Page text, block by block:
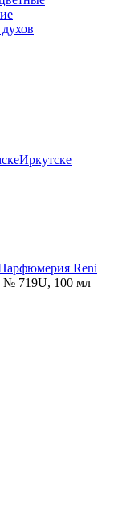
Иркутске
Reni
№ 719U, 100 мл